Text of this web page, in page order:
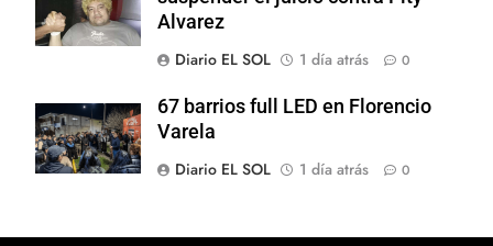
Alvarez
Diario EL SOL
1 día atrás 0
67 barrios full LED en Florencio
Varela
Diario EL SOL
1 día atrás 0